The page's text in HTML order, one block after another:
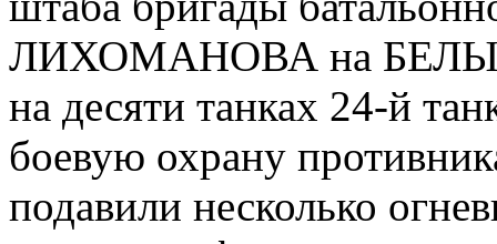
ЛИХОМАНОВА на БЕЛЫЙ
на десяти танках 24-й
боевую охрану
подавили несколько